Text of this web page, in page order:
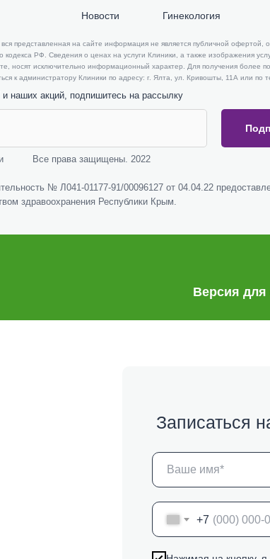
Новости Гинекология
представленная на сайте информация не является публичной офертой,
кодекса РФ. Сведения о ценах на услуги Клиники, а также изображения
носят исключительно информационный характер. Для получения более
к администратору Клиники по адресу: г. Ялта, ул. Кривошты, 11А или по
и наших акций, подпишитесь на рассылку
Все права защищены. 2022
№ Л041-01177-91/00096127 от 04.04.22
здравоохранения Республики Крым.
Версия
+7
Записаться